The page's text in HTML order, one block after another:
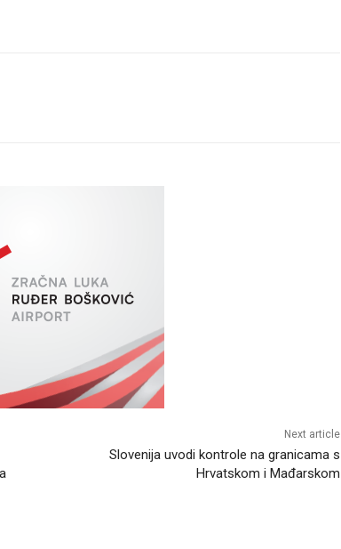
Next article
Slovenija uvodi kontrole na granicama s
Hrvatskom i Mađarskom